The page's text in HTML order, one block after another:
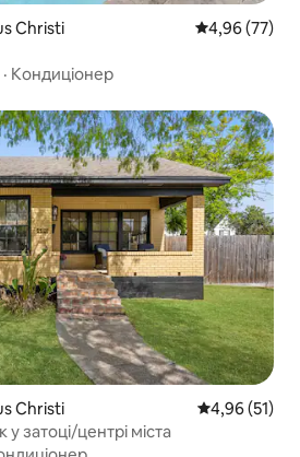
Christi Середня
4,96 (77)
· Кондиціонер
Christi Середня
4,96 (51)
затоці/центрі міста